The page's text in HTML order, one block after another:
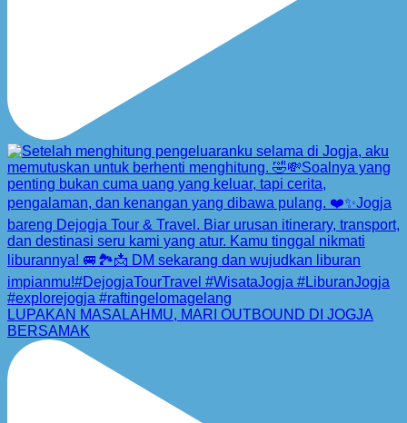
LUPAKAN MASALAHMU, MARI OUTBOUND DI JOGJA
BERSAMAK